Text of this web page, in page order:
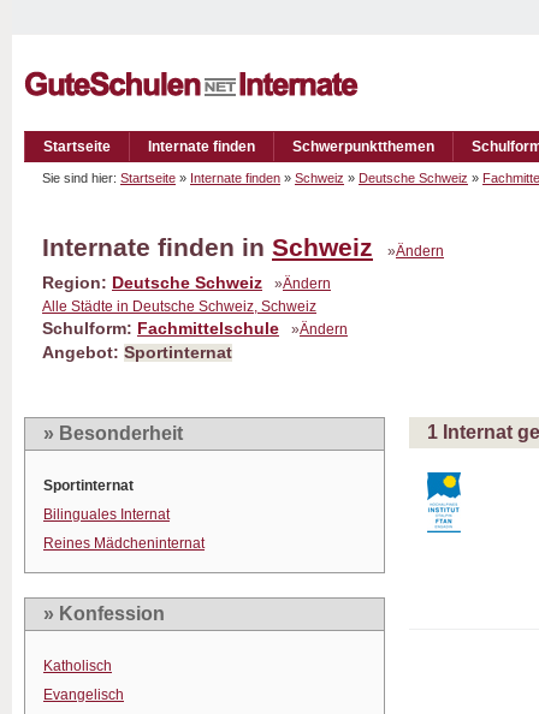
Startseite Internate finden Schwerpunktthemen
Sie sind hier: Startseite » Internate finden » Schweiz » Deutsche Schweiz »
Internate finden in Schweiz »Ändern
Region: Deutsche Schweiz »Ändern
Alle Städte in Deutsche Schweiz, Schweiz
Schulform: Fachmittelschule »Ändern
Angebot: Sportinternat
» Besonderheit
Sportinternat
Bilinguales Internat
Reines Mädcheninternat
» Konfession
Katholisch
Evangelisch
1 Internat